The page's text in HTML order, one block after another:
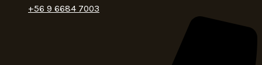
+56 9 6684 7003